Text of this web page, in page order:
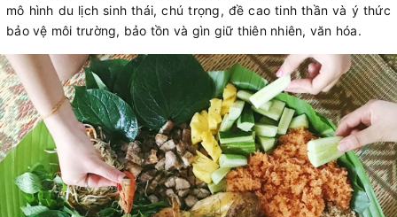
mô hình du lịch sinh thái, chú trọng, đề cao tinh thần và ý thức
bảo vệ môi trường, bảo tồn và gìn giữ thiên nhiên, văn hóa.